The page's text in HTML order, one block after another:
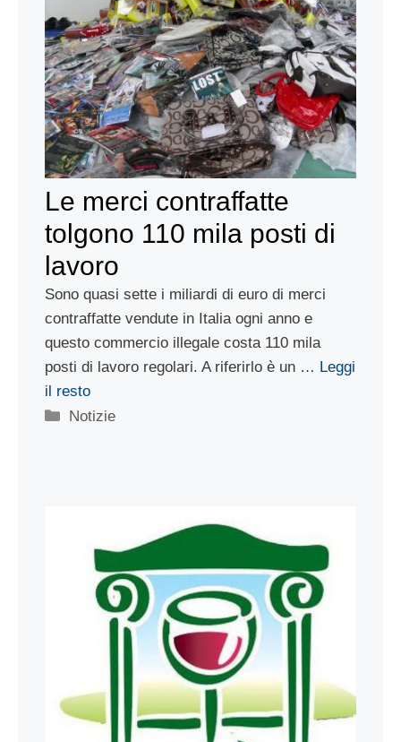
Le merci contraffatte
tolgono 110 mila posti di
lavoro
Sono quasi sette i miliardi di euro di merci
contraffatte vendute in Italia ogni anno e
questo commercio illegale costa 110 mila
posti di lavoro regolari. A riferirlo è un … Leggi
il resto
Categorie
Notizie